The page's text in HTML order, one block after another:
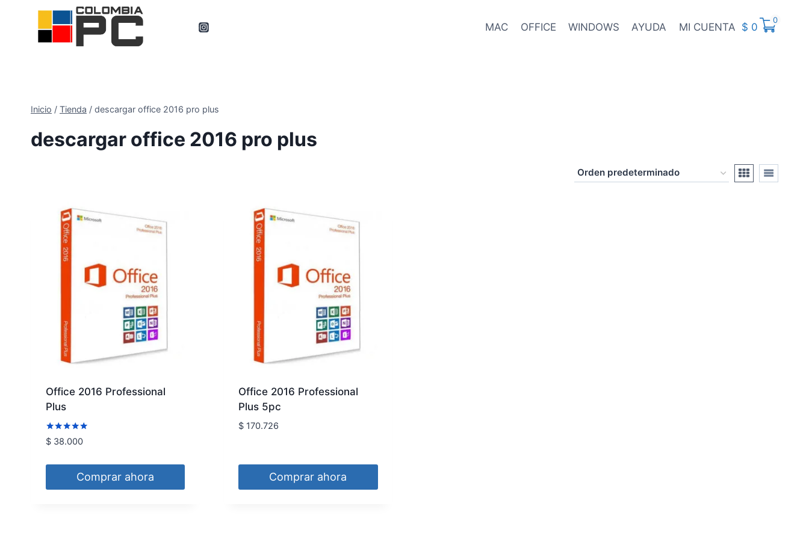
MAC OFFICE WINDOWS AYUDA MI CUENTA $ 0
0
Inicio / Tienda / descargar office 2016 pro plus
descargar office 2016 pro plus
Office 2016 Professional
Plus
Valorado
con
de 5
$38.000
Comprar ahora
Office 2016 Professional
Plus 5pc
$ 170.726
Comprar ahora